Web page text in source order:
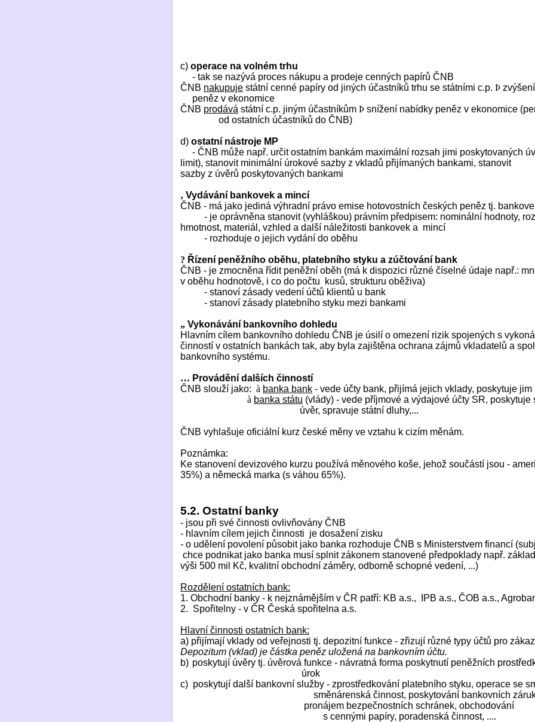
c) operace na volném trhu
- tak se nazývá proces nákupu a prodeje cenných papírů ČNB
ČNB nakupuje státní cenné papíry od jiných účastníků trhu se státními c.p. Þ
peněz v ekonomice
ČNB prodává státní c.p. jiným účastníkům Þ snížení nabídky peněz v ekonomice
od ostatních účastníků do ČNB)
d) ostatní nástroje MP
- ČNB může např. určit ostatním bankám maximální rozsah jimi poskytovaných
limit), stanovit minimální úrokové sazby z vkladů přijímaných bankami, stanovit
sazby z úvěrů poskytovaných bankami
‚ Vydávání bankovek a mincí
ČNB - má jako jediná výhradní právo emise hotovostních českých peněz tj.
- je oprávněna stanovit (vyhláškou) právním předpisem: nominální hodnoty,
hmotnost, materiál, vzhled a další náležitosti bankovek a mincí
- rozhoduje o jejich vydání do oběhu
? Řízení peněžního oběhu, platebního styku a zúčtování bank
ČNB - je zmocněna řídit peněžní oběh (má k dispozici různé číselné údaje např.:
v oběhu hodnotově, i co do počtu
kusů, strukturu oběživa)
- stanoví zásady vedení účtů klientů u bank
- stanoví zásady platebního styku mezi bankami
„ Vykonávání bankovního dohledu
Hlavním cílem bankovního dohledu ČNB je úsilí o omezení rizik spojených s
činností v ostatních bankách tak, aby byla zajištěna ochrana zájmů vkladatelů a
bankovního systému.
… Provádění dalších činností
ČNB slouží jako: à banka bank - vede účty bank, přijímá jejich vklady, poskytuje jim
à banka státu (vlády) - vede příjmové a výdajové účty SR, poskytuje
úvěr, spravuje státní dluhy,...
ČNB vyhlašuje oficiální kurz české měny ve vztahu k cizím měnám.
Poznámka:
Ke stanovení devizového kurzu používá měnového koše, jehož součástí jsou -
35%) a německá marka (s váhou 65%).
5.2. Ostatní banky
- jsou při své činnosti ovlivňovány ČNB
- hlavním cílem jejich činnosti je dosažení zisku
- o udělení povolení působit jako banka rozhoduje ČNB s Ministerstvem financí
chce podnikat jako banka musí splnit zákonem stanovené předpoklady např.
výši 500 mil Kč, kvalitní obchodní záměry, odborně schopné vedení, ...)
Rozdělení ostatních bank:
1. Obchodní banky - k nejznámějším v ČR patří: KB a.s.,
IPB a.s., ČOB a.s.,
2. Spořitelny - v ČR Česká spořitelna a.s.
Hlavní činnosti ostatních bank:
a) přijímají vklady od veřejnosti tj. depozitní funkce - zřizují různé typy účtů pro
Depozitum (vklad) je částka peněz uložená na bankovním účtu.
b) poskytují úvěry tj. úvěrová funkce - návratná forma poskytnutí peněžních
úrok
c) poskytují další bankovní služby - zprostředkování platebního styku, operace se
směnárenská činnost, poskytování bankovních
pronájem bezpečnostních schránek, obchodování
s cennými papíry, poradenská činnost, ....